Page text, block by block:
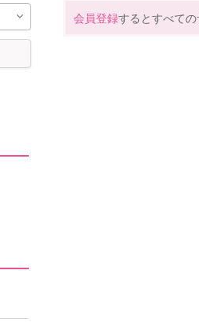
会員登録するとすべて